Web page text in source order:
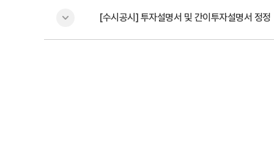
[수시공시] 투자설명서 및 간이투자설명서 정정